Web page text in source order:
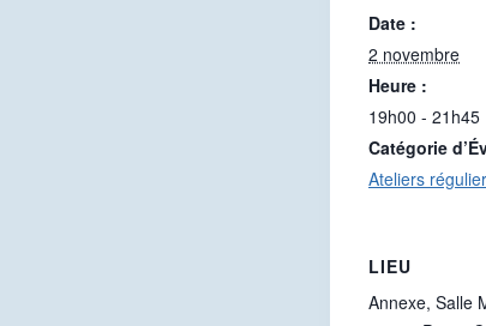
Date :
2 novembre
Heure :
19h00 - 21h45
Catégorie
Ateliers
LIEU
Annexe, Salle